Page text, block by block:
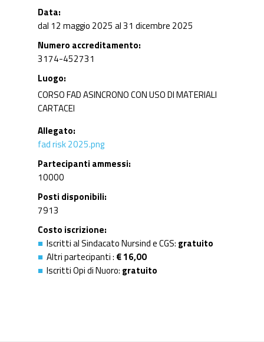
Data
dal 12 maggio 2025 al 31 dicembre 2025
Numero accreditamento
3174-452731
Luogo
CORSO FAD ASINCRONO CON USO DI MATERIALI
CARTACEI
Allegato
fad risk 2025.png
Partecipanti ammessi
10000
Posti disponibili
7913
Costo iscrizione
Iscritti al Sindacato Nursind e CGS: gratuito
Altri partecipanti : € 16,00
Iscritti Opi di Nuoro: gratuito